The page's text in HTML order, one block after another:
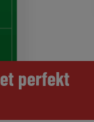
perfekt